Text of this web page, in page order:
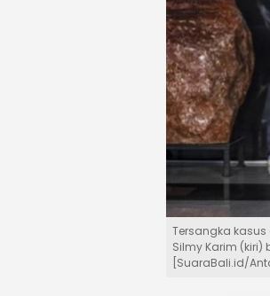
Tersangka
Silmy Karim (kiri)
[SuaraBali.id/